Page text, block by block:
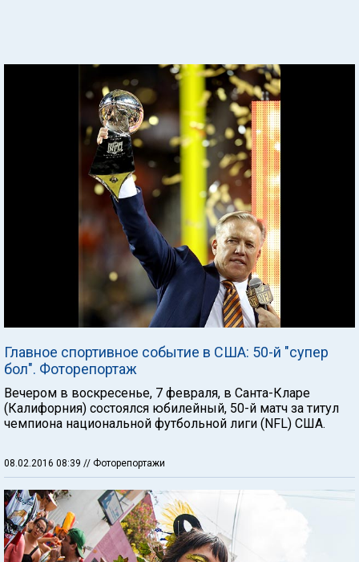
Главное спортивное событие в США: 50-й "супер
бол". Фоторепортаж
Вечером в воскресенье, 7 февраля, в Санта-Кларе
(Калифорния) состоялся юбилейный, 50-й матч за титул
чемпиона национальной футбольной лиги (NFL) США.
08.02.2016 08:39 // Фоторепортажи